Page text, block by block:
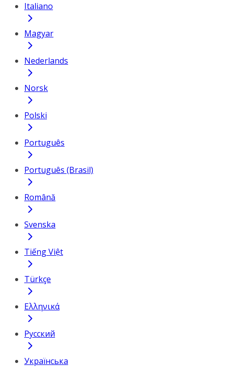
Italiano
Magyar
Nederlands
Norsk
Polski
Português
Português (Brasil)
Română
Svenska
Tiếng Việt
Türkçe
Ελληνικά
Русский
Українська